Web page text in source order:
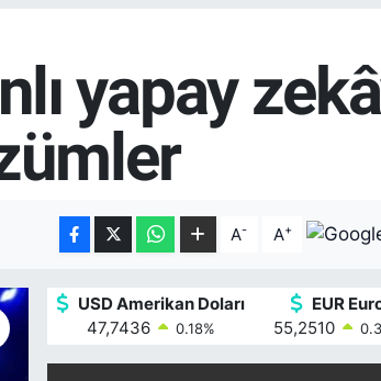
yapay
A- A+
USD Amerikan Doları
47,7436
0.18%
EUR
55,2510